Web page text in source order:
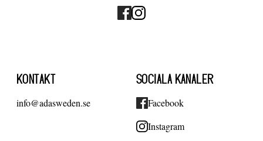
KONTAKT
info@adasweden.se
SOCIALA KANALER
Facebook
Instagram